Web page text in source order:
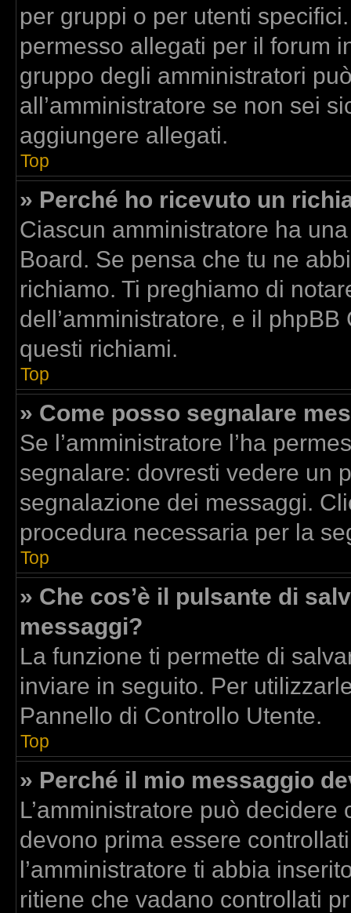
per gruppi o per utenti
permesso allegati per il forum
gruppo degli amministratori
all’amministratore se non sei
aggiungere allegati.
Top
» Perché ho ricevuto un
Ciascun amministratore ha
Board. Se pensa che tu ne
richiamo. Ti preghiamo di
dell’amministratore, e il
questi richiami.
Top
» Come posso segnalare
Se l’amministratore l’ha
segnalare: dovresti vedere un
segnalazione dei messaggi.
procedura necessaria per la
Top
» Che cos’è il pulsante di
messaggi?
La funzione ti permette di
inviare in seguito. Per
Pannello di Controllo Utente.
Top
» Perché il mio messaggio
L’amministratore può
devono prima essere
l’amministratore ti abbia
ritiene che vadano controllati